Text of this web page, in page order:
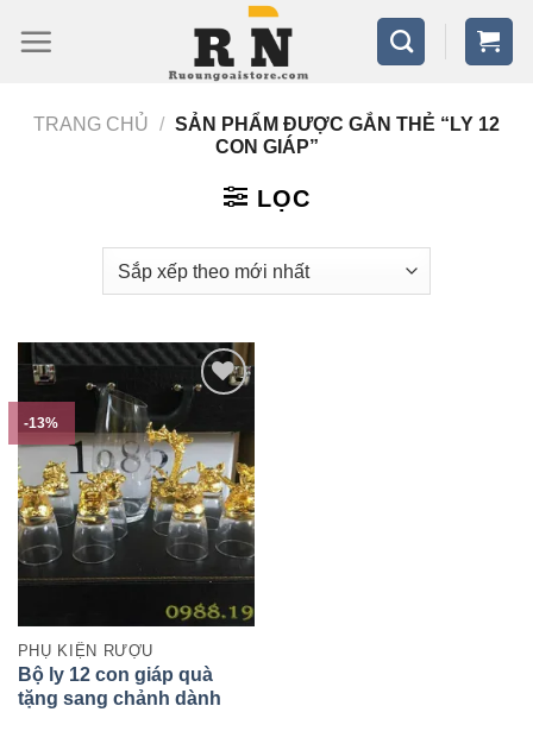
qua
dungTRANG CHỦ / SẢN PHẨM ĐƯỢC GẮN THẺ “LY 12
CON GIÁP”
LỌC
-13%
PHỤ KIỆN RƯỢU
Bộ ly 12 con giáp quà
tặng sang chảnh dành